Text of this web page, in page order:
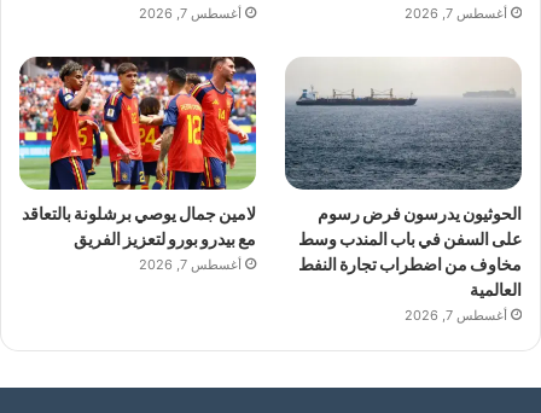
أغسطس 7, 2026 أغسطس 7, 2026
الحوثيون يدرسون فرض رسوم
على السفن في باب المندب وسط
مخاوف من اضطراب تجارة النفط
العالمية
أغسطس 7, 2026
لامين جمال يوصي برشلونة بالتعاقد
مع بيدرو بورو لتعزيز الفريق
أغسطس 7, 2026